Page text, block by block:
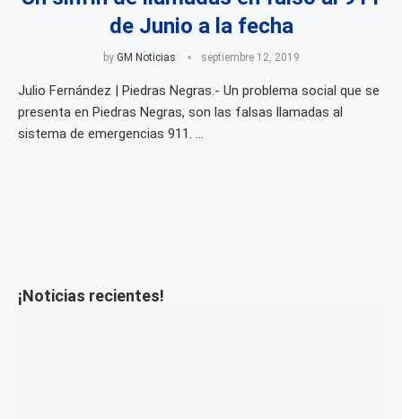
de Junio a la fecha
by GM Noticias septiembre 12, 2019
Julio Fernández | Piedras Negras.- Un problema social que se
presenta en Piedras Negras, son las falsas llamadas al
sistema de emergencias 911. …
¡Noticias recientes!